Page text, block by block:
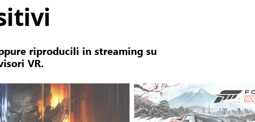
riproducili in streaming su
VR.